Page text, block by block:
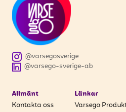
@varsego-sverige-ab
@varsegosverige
Allmänt
Kontakta oss
Länkar
Varsego